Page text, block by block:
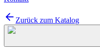
Zurück zum Katalog